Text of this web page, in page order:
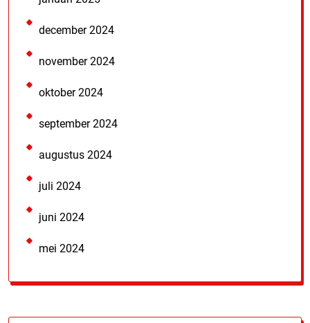
december 2024
november 2024
oktober 2024
september 2024
augustus 2024
juli 2024
juni 2024
mei 2024